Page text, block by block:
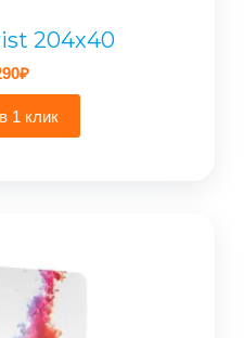
204х40
₽
1 клик